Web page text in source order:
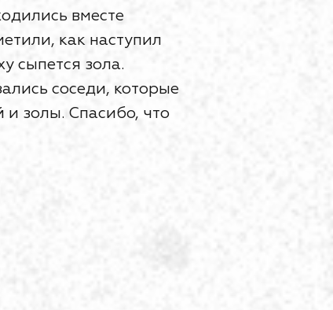
вместе
как наступил
сыпется зола.
соседи, которые
и золы. Спасибо, что